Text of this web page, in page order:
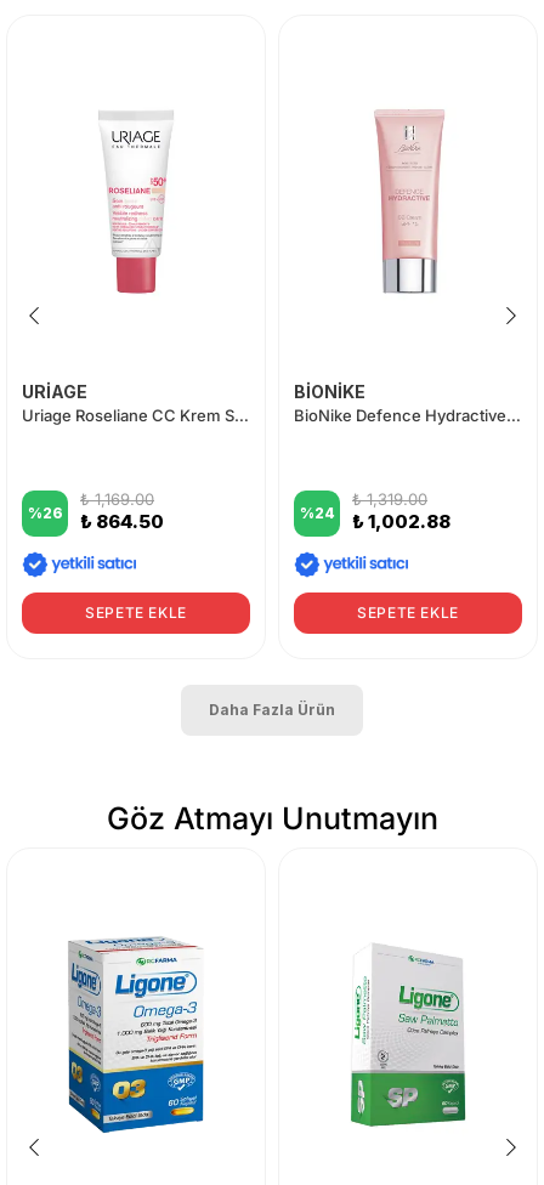
URİAGE
Uriage Roseliane CC Krem SPF 50+ Renkli Nemlendirici Light 40ml
%26
₺ 1,169.00
₺ 864.50
SEPETE EKLE
BİONİKE
BioNike Defence Hydractive BB Spf15 Medium Cream 40 ml
%24
₺ 1,319.00
₺ 1,002.88
SEPETE EKLE
Daha Fazla Ürün
Göz Atmayı Unutmayın